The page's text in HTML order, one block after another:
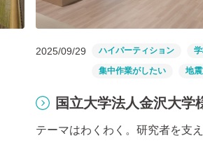
2025/09/29 ハイパーティション
集中作業がしたい 地
国立大学法人金沢大学
テーマはわくわく。研究者を支